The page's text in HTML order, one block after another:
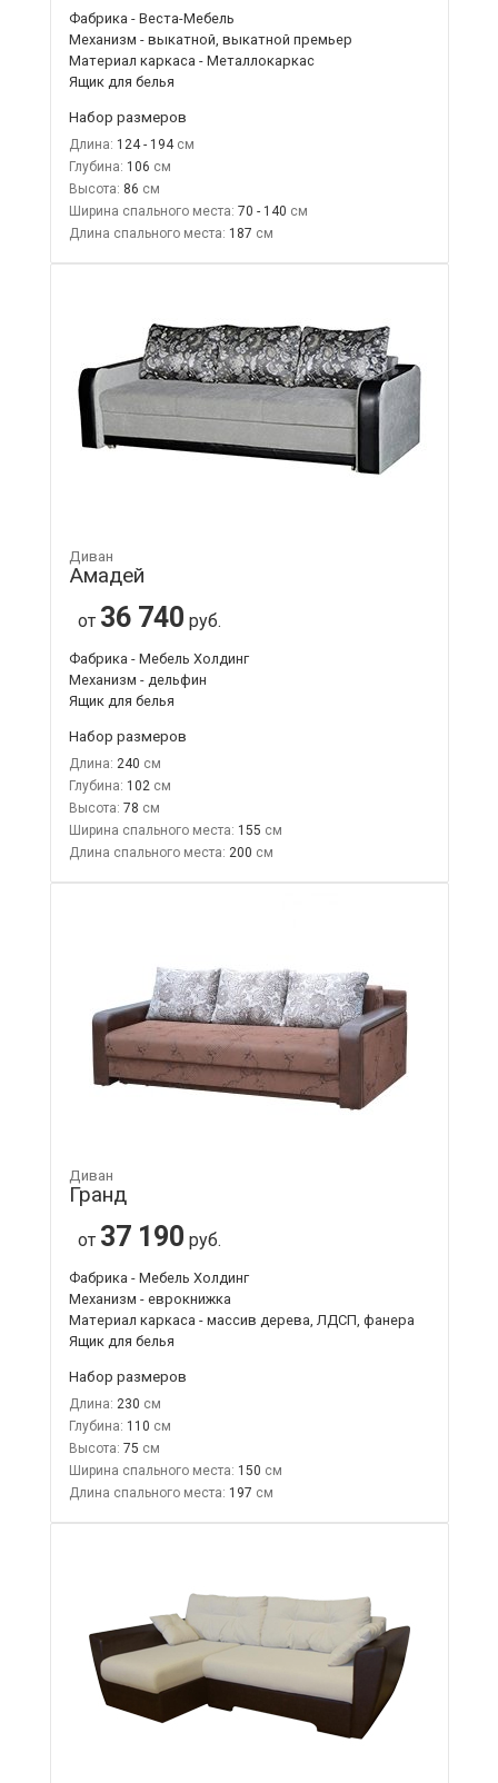
Фабрика - Веста-Мебель
Механизм - выкатной, выкатной премьер
Материал каркаса - Металлокаркас
Ящик для белья
Набор размеров
Длина: 124 - 194
Глубина: 106
Высота: 86
Ширина спального места: 70 - 140
Длина спального места: 187
Диван
Амадей
от 36 740 руб.
Фабрика - Мебель Холдинг
Механизм - дельфин
Ящик для белья
Набор размеров
Длина: 240
Глубина: 102
Высота: 78
Ширина спального места: 155
Длина спального места: 200
Диван
Гранд
от 37 190 руб.
Фабрика - Мебель Холдинг
Механизм - еврокнижка
Материал каркаса - массив дерева, ЛДСП, фанера
Ящик для белья
Набор размеров
Длина: 230
Глубина: 110
Высота: 75
Ширина спального места: 150
Длина спального места: 197